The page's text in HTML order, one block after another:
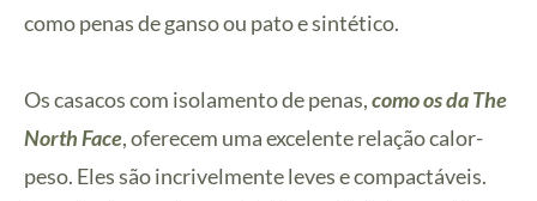
como penas de ganso ou pato e sintético.
Os casacos com isolamento de penas,como os da The
North Face, oferecem uma excelente relação calor-
peso. Eles são incrivelmente leves e compactáveis.